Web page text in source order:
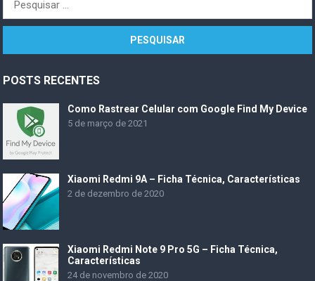
por:
POSTS RECENTES
Como Rastrear Celular com Google Find My Device
5 de março de 2021
Xiaomi Redmi 9A – Ficha Técnica, Características
2 de dezembro de 2020
Xiaomi Redmi Note 9 Pro 5G – Ficha Técnica,
Características
24 de novembro de 2020